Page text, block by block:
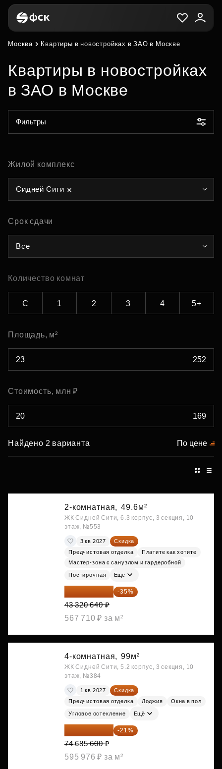
Москва Квартиры в новостройках в ЗАО в Москве
Квартиры в новостройках
в ЗАО в Москве
Фильтры
Жилой комплекс
Сидней Сити
Срок сдачи
Все
Количество комнат
С 1 2 3 4 5+
Площадь, м²
Стоимость, млн ₽
Найдено 2 варианта По цене
2-комнатная, 49.6м²
ЖК Сидней Сити, 6.3 корпус, 3 секция, 10
этаж, №553
3 кв 2027
Скидка
Предчистовая отделка
Платите как хотите
Мастер-зона с санузлом и гардеробной
Постирочная Ещё
28 158 416 ₽ -35%
43 320 640 ₽
567 710 ₽ за м²
4-комнатная, 99м²
ЖК Сидней Сити, 5.2 корпус, 3 секция, 10
этаж, №384
1 кв 2027
Скидка
Предчистовая отделка
Лоджия Окна в пол
Угловое остекление Ещё
59 001 624 ₽ -21%
74 685 600 ₽
595 976 ₽ за м²